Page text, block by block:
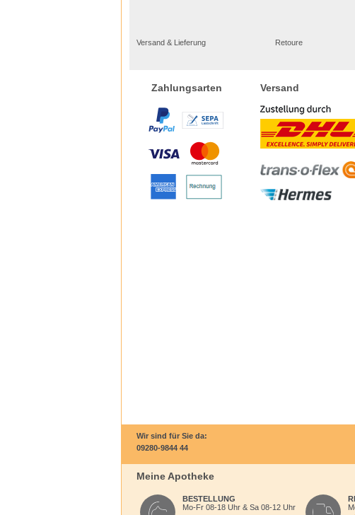
Versand & Lieferung Retoure
Zahlungsarten Versand
Wir sind für Sie da:
09280-9844 44
Meine Apotheke
BESTELLUNG
Mo-Fr 08-18 Uhr & Sa 08-12 Uhr